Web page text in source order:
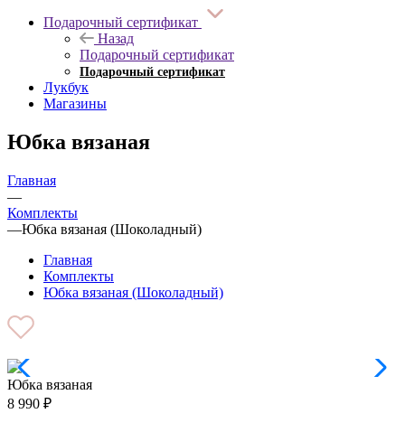
Подарочный сертификат
Назад
Подарочный сертификат
Подарочный сертификат
Лукбук
Магазины
Юбка вязаная
Главная
—
Комплекты
—Юбка вязаная (Шоколадный)
Главная
Комплекты
Юбка вязаная (Шоколадный)
Юбка вязаная
8 990 ₽